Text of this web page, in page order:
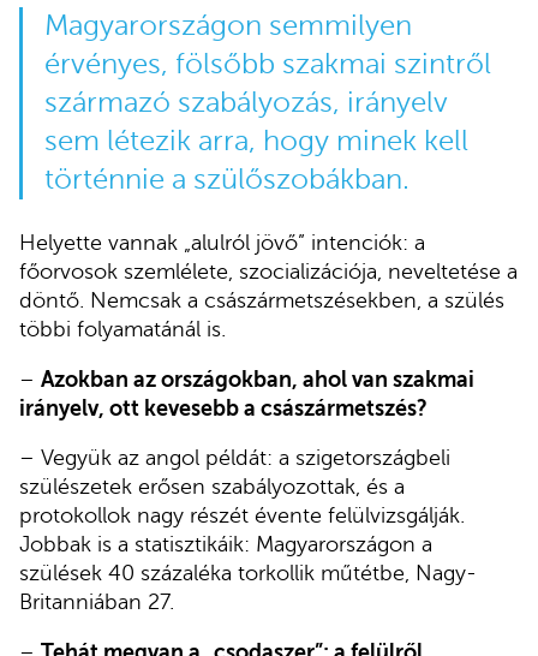
Magyarországon semmilyen
érvényes, fölsőbb szakmai szintről
származó szabályozás, irányelv
sem létezik arra, hogy minek kell
történnie a szülőszobákban.
Helyette vannak „alulról jövő” intenciók: a
főorvosok szemlélete, szocializációja, neveltetése a
döntő. Nemcsak a császármetszésekben, a szülés
többi folyamatánál is.
– Azokban az országokban, ahol van szakmai
irányelv, ott kevesebb a császármetszés?
– Vegyük az angol példát: a szigetországbeli
szülészetek erősen szabályozottak, és a
protokollok nagy részét évente felülvizsgálják.
Jobbak is a statisztikáik: Magyarországon a
szülések 40 százaléka torkollik műtétbe, Nagy-
Britanniában 27.